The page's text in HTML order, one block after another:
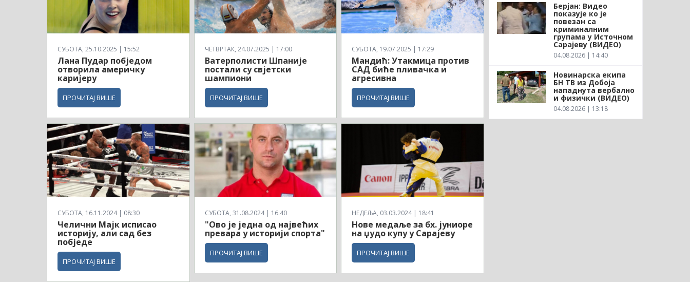
СУБОТА, 25.10.2025 | 15:52
Лана Пудар побједом
отворила америчку
каријеру
ПРОЧИТАЈ ВИШЕ
ЧЕТВРТАК, 24.07.2025 | 17:00
Ватерполисти Шпаније
постали су свјетски
шампиони
ПРОЧИТАЈ ВИШЕ
СУБОТА, 19.07.2025 | 17:29
Мандић: Утакмица против
САД биће пливачка и
агресивна
ПРОЧИТАЈ ВИШЕ
СУБОТА, 16.11.2024 | 08:30
Челични Мајк исписао
историју, али сад без
побједе
ПРОЧИТАЈ ВИШЕ
СУБОТА, 31.08.2024 | 16:40
"Ово је једна од највећих
превара у историји спорта"
ПРОЧИТАЈ ВИШЕ
НЕДЕЉА, 03.03.2024 | 18:41
Нове медаље за бх. јуниоре
на џудо купу у Сарајеву
ПРОЧИТАЈ ВИШЕ
Берјан: Видео
показује ко је
повезан са
криминалним
групама у Источном
Сарајеву (ВИДЕО)
04.08.2026 | 14:40
Новинарска екипа
БН ТВ из Добоја
нападнута вербално
и физички (ВИДЕО)
04.08.2026 | 13:18